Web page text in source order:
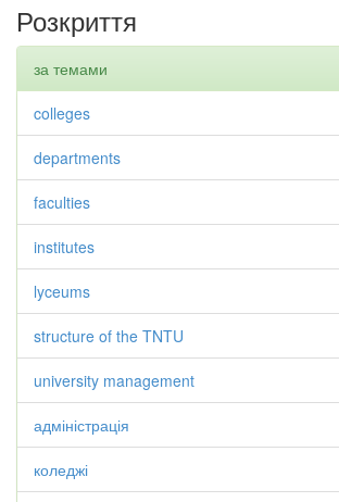
Розкриття
за темами
colleges
departments
faculties
institutes
lyceums
structure of the TNTU
university management
адміністрація
коледжі